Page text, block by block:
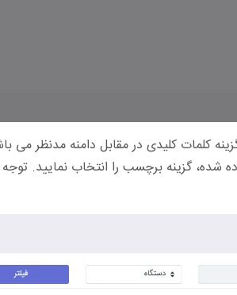
کلمات کلیدی در مقابل دامنه مدنظر
گزینه برچسب را انتخاب نمایید.